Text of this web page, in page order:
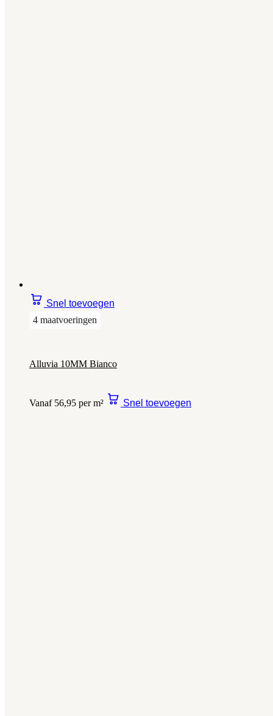
Snel toevoegen
4 maatvoeringen
Alluvia 10MM Bianco
Vanaf 56,95 per m² Snel toevoegen